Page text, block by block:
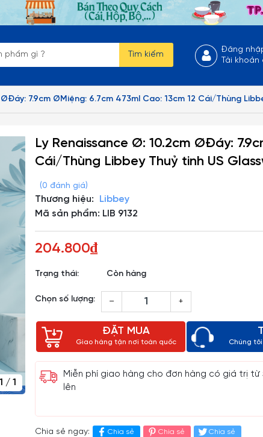
Tìm kiếm
Đăng
Tài khoản
7.9cm ØMiệng: 6.7cm 473ml Cao: 13cm 12 Cái/Thùng
1 /1
Ly Renaissance Ø: 10.2cm ØĐáy:
Cái/Thùng Libbey Thuỷ tinh US
(0 đánh giá)
Thương hiệu:
Libbey
Mã sản phẩm: LIB 9132
204.800₫
Trạng thái: Còn hàng
Chọn số lượng: – +
ĐẶT MUA
Giao hàng tận nơi toàn quốc Chúng
Miễn phí giao hàng cho đơn hàng có giá trị
lên
Chia sẻ ngay: Chia sẻ Chia sẻ Chia sẻ